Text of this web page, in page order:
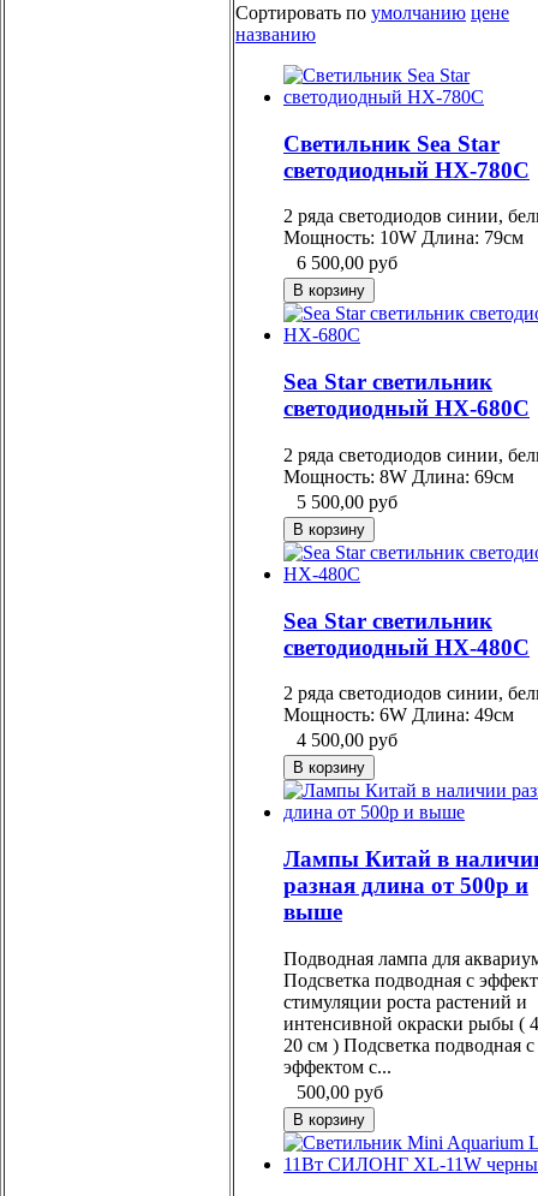
Сортировать по умолчанию цене
названию
Светильник Sea Star
светодиодный HX-780C
2 ряда светодиодов синии,
Мощность: 10W Длина: 79см
6 500,00 руб
Sea Star светильник
светодиодный HX-680C
2 ряда светодиодов синии,
Мощность: 8W Длина: 69см
5 500,00 руб
Sea Star светильник
светодиодный HX-480C
2 ряда светодиодов синии,
Мощность: 6W Длина: 49см
4 500,00 руб
Лампы Китай в
разная длина от 500р и
выше
Подводная лампа для
Подсветка подводная с
стимуляции роста растений и
интенсивной окраски рыбы (
20 см ) Подсветка подводная с
эффектом с...
500,00 руб